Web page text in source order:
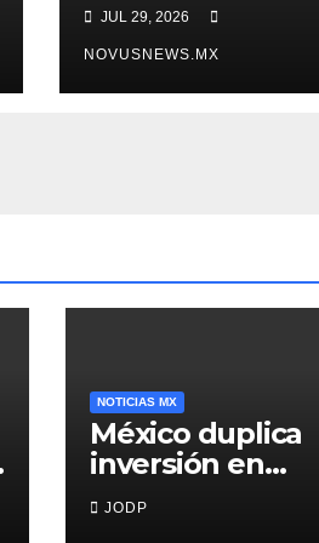
encuesta
JUL 29, 2026
NOVUSNEWS.MX
NOTICIAS MX
México duplica
inversión en
primera infancia,
pero solo destina
JODP